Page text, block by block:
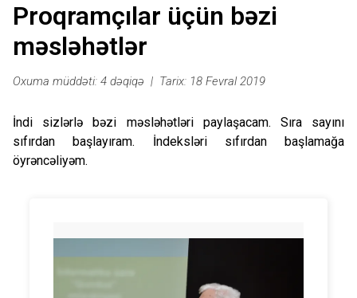
Proqramçılar üçün bəzi
məsləhətlər
Oxuma müddəti: 4 dəqiqə | Tarix: 18 Fevral 2019
İndi sizlərlə bəzi məsləhətləri paylaşacam. Sıra sayını
sıfırdan başlayıram. İndeksləri sıfırdan başlamağa
öyrəncəliyəm.